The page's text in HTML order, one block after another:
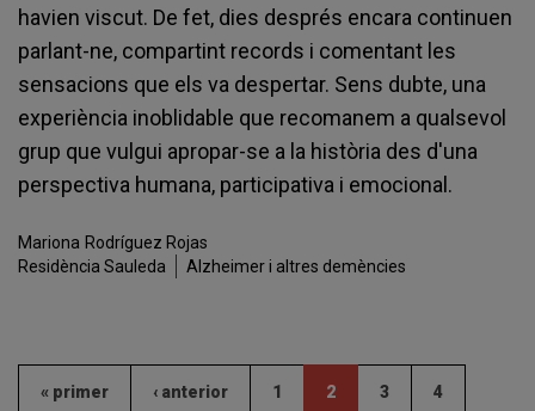
havien viscut. De fet, dies després encara continuen
parlant-ne, compartint records i comentant les
sensacions que els va despertar. Sens dubte, una
experiència inoblidable que recomanem a qualsevol
grup que vulgui apropar-se a la història des d'una
perspectiva humana, participativa i emocional.
Mariona Rodríguez Rojas
Residència Sauleda
Alzheimer i altres demències
« primer ‹ anterior 1 2 3 4